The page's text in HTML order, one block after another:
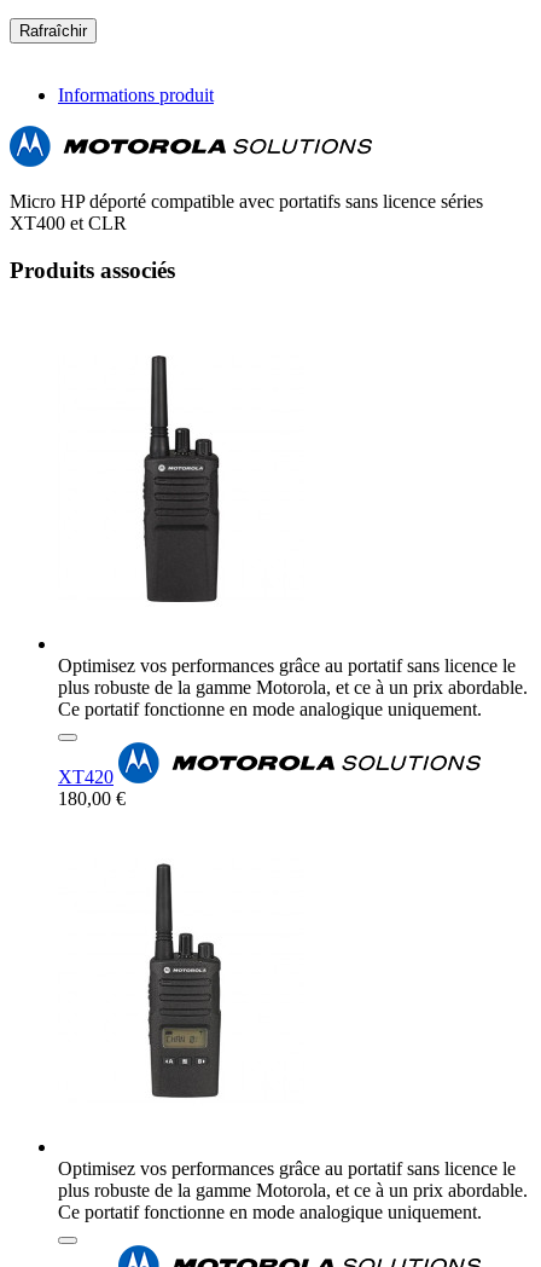
Informations produit
Micro HP déporté compatible avec portatifs sans licence séries
XT400 et CLR
Produits associés
Optimisez vos performances grâce au portatif sans licence le
plus robuste de la gamme Motorola, et ce à un prix abordable.
Ce portatif fonctionne en mode analogique uniquement.
XT420
180,00 €
Optimisez vos performances grâce au portatif sans licence le
plus robuste de la gamme Motorola, et ce à un prix abordable.
Ce portatif fonctionne en mode analogique uniquement.